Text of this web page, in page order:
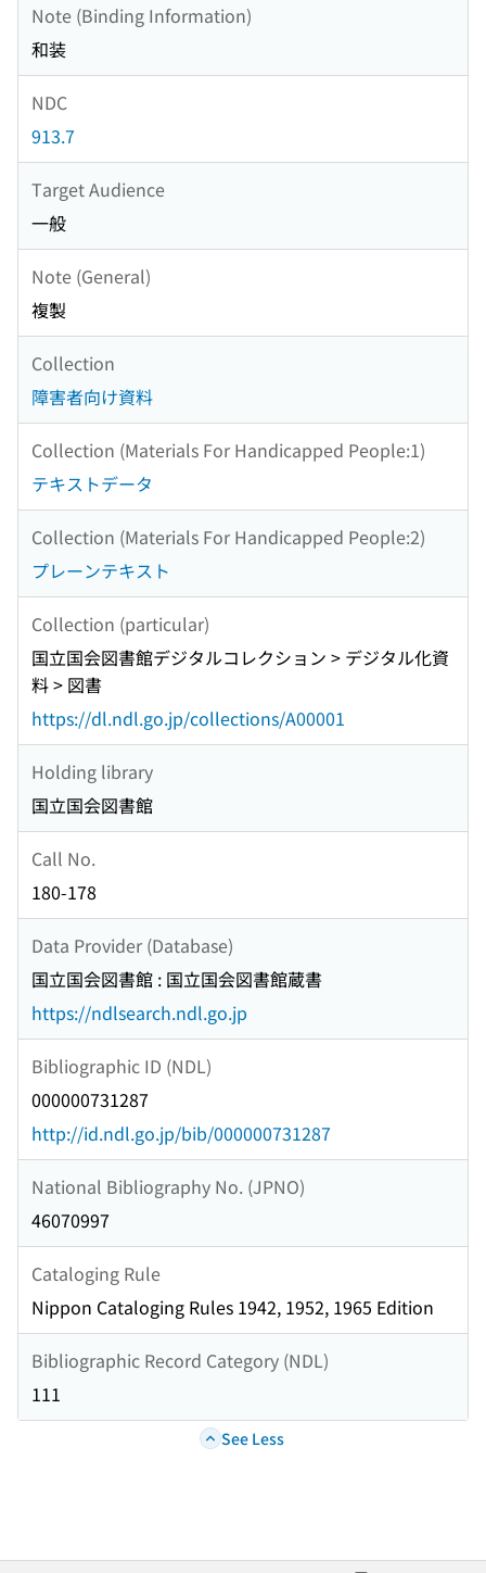
Note (Binding Information)
和装
NDC
913.7
Target Audience
一般
Note (General)
複製
Collection
障害者向け資料
Collection (Materials For Handicapped People:1)
テキストデータ
Collection (Materials For Handicapped People:2)
プレーンテキスト
Collection (particular)
国立国会図書館デジタルコレクション > デジタル化資
料 > 図書
https://dl.ndl.go.jp/collections/A00001
Holding library
国立国会図書館
Call No.
180-178
Data Provider (Database)
国立国会図書館 : 国立国会図書館蔵書
https://ndlsearch.ndl.go.jp
Bibliographic ID (NDL)
000000731287
http://id.ndl.go.jp/bib/000000731287
National Bibliography No. (JPNO)
46070997
Cataloging Rule
Nippon Cataloging Rules 1942, 1952, 1965 Edition
Bibliographic Record Category (NDL)
111
See Less